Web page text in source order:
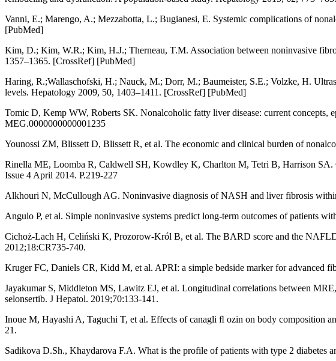
Vanni, E.; Marengo, A.; Mezzabotta, L.; Bugianesi, E. Systemic complications of
[PubMed]
Kim, D.; Kim, W.R.; Kim, H.J.; Therneau, T.M. Association between noninvasive
1357–1365. [CrossRef] [PubMed]
Haring, R.;Wallaschofski, H.; Nauck, M.; Dorr, M.; Baumeister, S.E.; Volzke, H.
levels. Hepatology 2009, 50, 1403–1411. [CrossRef] [PubMed]
Tomic D, Kemp WW, Roberts SK. Nonalcoholic fatty liver disease: current concepts,
MEG.0000000000001235
Younossi ZM, Blissett D, Blissett R, et al. The economic and clinical burden of
Rinella ME, Loomba R, Caldwell SH, Kowdley K, Charlton M, Tetri B, Harrison
Issue 4 April 2014. P.219-227
Alkhouri N, McCullough AG. Noninvasive diagnosis of NASH and liver fibrosis
Angulo P, et al. Simple noninvasive systems predict long-term outcomes of patients
Cichoż-Lach H, Celiński K, Prozorow-Król B, et al. The BARD score and the
2012;18:CR735-740.
Kruger FC, Daniels CR, Kidd M, et al. APRI: a simple bedside marker for
Jayakumar S, Middleton MS, Lawitz EJ, et al. Longitudinal correlations between
selonsertib. J Hepatol. 2019;70:133-141.
Inoue M, Hayashi A, Taguchi T, et al. Effects of canagli ﬂ ozin on body composition
21.
Sadikova D.Sh., Khaydarova F.A. What is the profile of patients with type 2 diabetes